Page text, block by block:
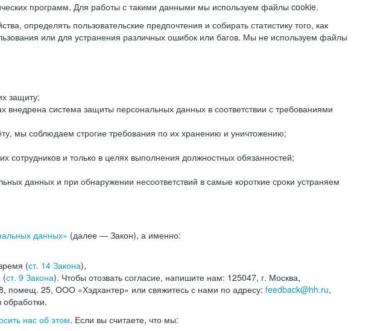
программ. Для работы с такими данными мы используем файлы cookie.
определять пользовательские предпочтения и собирать статистику того, как
или для устранения различных ошибок или багов. Мы не используем файлы
защиту;
система защиты персональных данных в соответствии с требованиями
мы соблюдаем строгие требования по их хранению и уничтожению;
и только в целях выполнения должностных обязанностей;
данных и при обнаружении несоответствий в самые короткие сроки устраняем
данных» (далее — Закон), а именно:
(ст. 14 Закона),
(ст. 9 Закона). Чтобы отозвать согласие, напишите нам: 125047, г. Москва,
помещ. 25, ООО «Хэдхантер» или свяжитесь с нами по адресу: feedback@hh.ru,
нас об этом. Если вы считаете, что мы: